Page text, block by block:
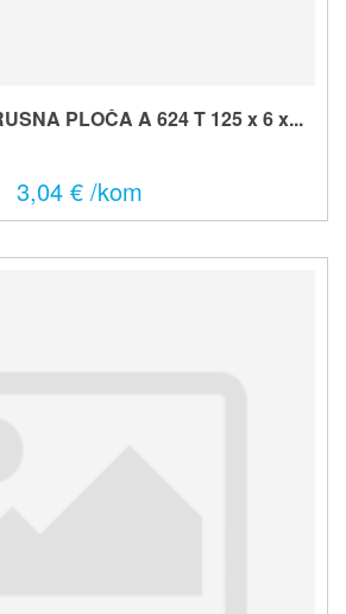
PLOČA A 624 T 125 x 6 x...
3,04 € /kom